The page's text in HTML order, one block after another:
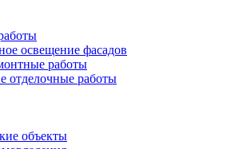
освещение фасадов
работы
отделочные работы
объекты